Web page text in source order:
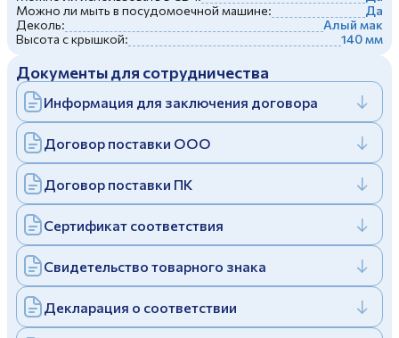
Заполняя и отправляя форму, вы соглашаетесь
c
Заполняя и отправляя форму, вы соглашаетесь
cполитикой конфиденциальности
Дулевский фарфоровый завод ©
Можно ли мыть в посудомоечной машине:
Да
Деколь:
Алый мак
Высота с крышкой:
140 мм
Документы для сотрудничества
Информация для заключения договора
Договор поставки ООО
Договор поставки ПК
Сертификат соответствия
Свидетельство товарного знака
Декларация о соответствии